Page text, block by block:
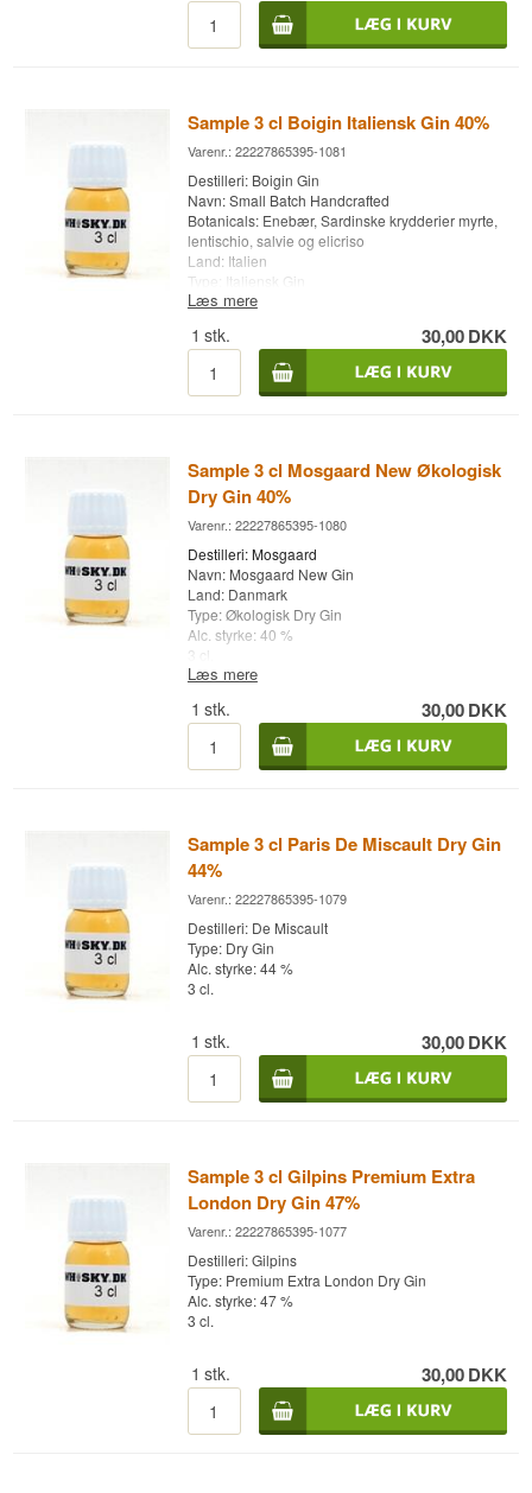
Sample 3 cl Boigin Italiensk Gin 40%
Varenr.: 22227865395-1081
Destilleri: Boigin Gin
Navn: Small Batch Handcrafted
Botanicals: Enebær, Sardinske krydderier myrte,
lentischio, salvie og elicriso
Land: Italien
Type: Italiensk Gin
Alc. styrke: 40 %
Læs mere
1 stk. 30,00DKK
Sample 3 cl Mosgaard New Økologisk
Dry Gin 40%
Varenr.: 22227865395-1080
Destilleri: Mosgaard
Navn: Mosgaard New Gin
Land: Danmark
Type: Økologisk Dry Gin
Alc. styrke: 40 %
3 cl.
Læs mere
1 stk. 30,00DKK
Sample 3 cl Paris De Miscault Dry Gin
44%
Varenr.: 22227865395-1079
Destilleri: De Miscault
Type: Dry Gin
Alc. styrke: 44 %
3 cl.
1 stk. 30,00DKK
Sample 3 cl Gilpins Premium Extra
London Dry Gin 47%
Varenr.: 22227865395-1077
Destilleri: Gilpins
Type: Premium Extra London Dry Gin
Alc. styrke: 47 %
3 cl.
1 stk. 30,00DKK